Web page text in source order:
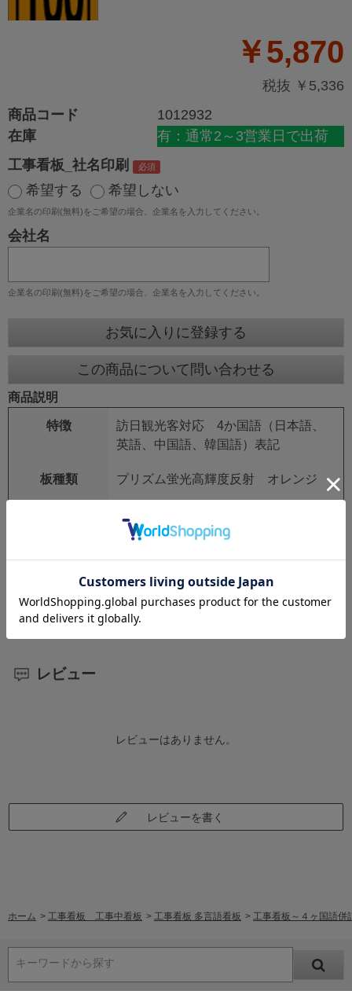
￥5,870
税抜 ￥5,336
商品コード
1012932
在庫
有：通常2～3営業日で出荷
工事看板_社名印刷
希望する
希望しない
企業名の印刷(無料)をご希望の場合、企業名を入力してください。
会社名
企業名の印刷(無料)をご希望の場合、企業名を入力してください。
お気に入りに登録する
この商品について問い合わせる
商品説明
特徴
訪日観光客対応 4か国語（日本語、
英語、中国語、韓国語）表記
板種類 プリズム蛍光高輝度反射 オレンジ
鉄枠サイズ 280mm×1550mm
レビュー
レビューはありません。
レビューを書く
ホーム > 工事看板 工事中看板 > 工事看板 多言語看板 > 工事看板～４ヶ国語併
キーワードから探す